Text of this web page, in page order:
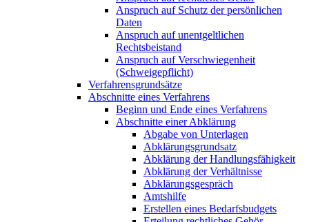
Anspruch auf Schutz der persönlichen
Daten
Anspruch auf unentgeltlichen
Rechtsbeistand
Anspruch auf Verschwiegenheit
(Schweigepflicht)
Verfahrensgrundsätze
Abschnitte eines Verfahrens
Beginn und Ende eines Verfahrens
Abschnitte einer Abklärung
Abgabe von Unterlagen
Abklärungsgrundsatz
Abklärung der Handlungsfähigkeit
Abklärung der Verhältnisse
Abklärungsgespräch
Amtshilfe
Erstellen eines Bedarfsbudgets